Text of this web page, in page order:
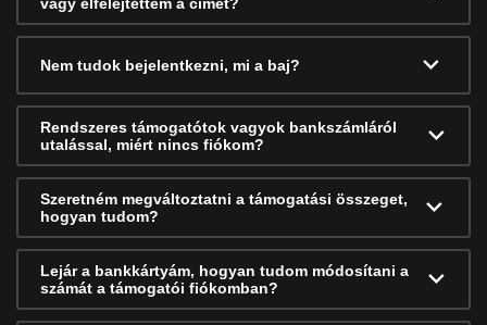
Nem tudok bejelentkezni, mi a baj?
Rendszeres támogatótok vagyok bankszámláról
utalással, miért nincs fiókom?
Szeretném megváltoztatni a támogatási összeget,
hogyan tudom?
Lejár a bankkártyám, hogyan tudom módosítani a
számát a támogatói fiókomban?